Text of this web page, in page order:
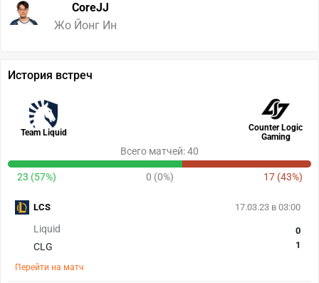
CoreJJ
Жо Йонг Ин
История встреч
Team Liquid
Counter Logic
Gaming
Всего матчей: 40
23 (57%) 0 (0%) 17 (43%)
17.03.23 в 03:00
Liquid
CLG
0
1
Перейти на матч
LCS